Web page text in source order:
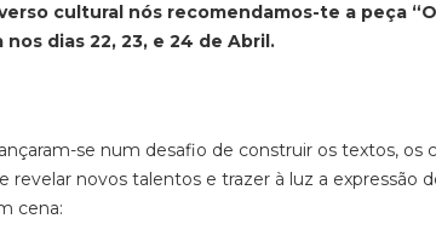
cultural nós recomendamos-te a peça
dias 22, 23, e 24 de Abril.
se num desafio de construir os textos, os
novos talentos e trazer à luz a expressão
cena: